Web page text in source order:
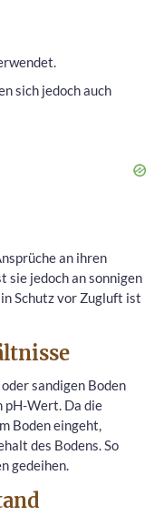
sich jedoch auch
an ihren
sie jedoch an sonnigen
Schutz vor Zugluft ist
sandigen Boden
pH-Wert. Da die
Boden eingeht,
des Bodens. So
gedeihen.